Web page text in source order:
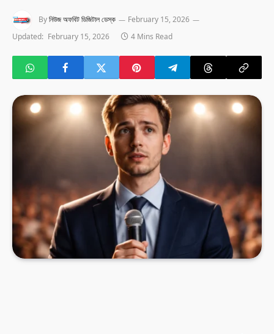
Byনিউজ অফবিট ডিজিটাল ডেস্ক
February 15, 2026
Updated: February 15, 2026 4 Mins Read